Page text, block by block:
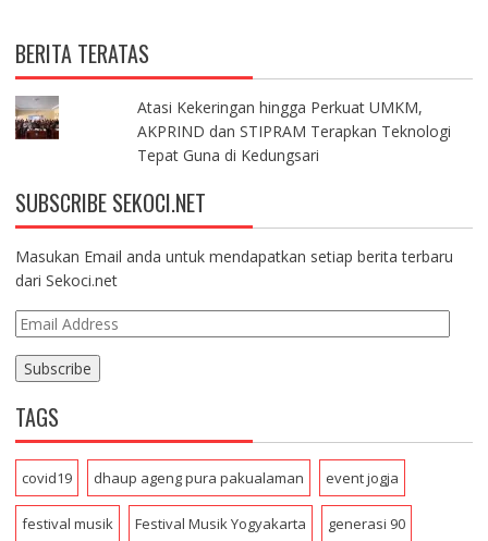
BERITA TERATAS
Atasi Kekeringan hingga Perkuat UMKM,
AKPRIND dan STIPRAM Terapkan Teknologi
Tepat Guna di Kedungsari
SUBSCRIBE SEKOCI.NET
Masukan Email anda untuk mendapatkan setiap berita terbaru
dari Sekoci.net
E
A
d
TAGS
covid19 dhaup ageng pura pakualaman event jogja
festival musik Festival Musik Yogyakarta generasi 90